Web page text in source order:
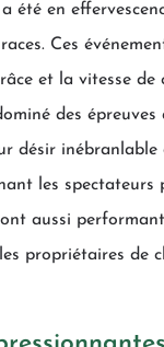
été en
Ces
et la vitesse de
des épreuves
désir
les spectateurs
aussi
propriétaires de